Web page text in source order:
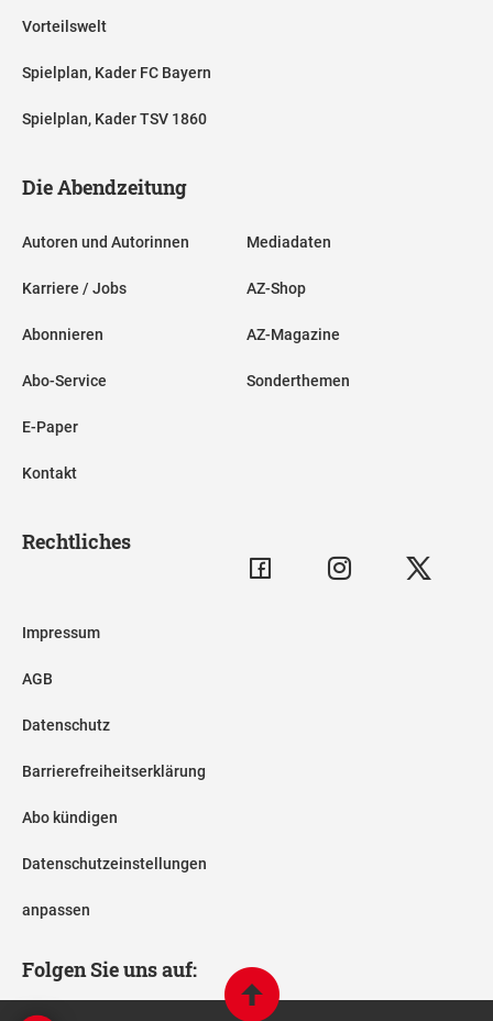
Vorteilswelt
Spielplan, Kader FC Bayern
Spielplan, Kader TSV 1860
Die Abendzeitung
Autoren und Autorinnen
Karriere / Jobs
Abonnieren
Abo-Service
E-Paper
Kontakt
Mediadaten
AZ-Shop
AZ-Magazine
Sonderthemen
Rechtliches
Impressum
AGB
Datenschutz
Barrierefreiheitserklärung
Abo kündigen
Datenschutzeinstellungen
anpassen
Folgen Sie uns auf: